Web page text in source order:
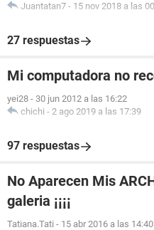
Juantatan7 - 15 nov 2018 a las
27 respuestas
Mi computadora no
yei28 - 30 jun 2012 a las 16:22
chichi - 2 ago 2019 a las 17:39
97 respuestas
No Aparecen Mis
galeria ¡¡¡¡
Tatiana.Tati - 15 abr 2016 a las 14:40